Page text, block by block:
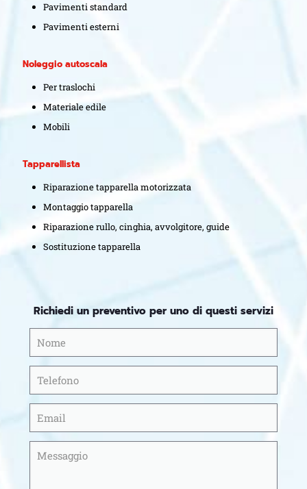
Pavimenti standard
Pavimenti esterni
Noleggio autoscala
Per traslochi
Materiale edile
Mobili
Tapparellista
Riparazione tapparella motorizzata
Montaggio tapparella
Riparazione rullo, cinghia, avvolgitore, guide
Sostituzione tapparella
Richiedi un preventivo per uno di questi servizi